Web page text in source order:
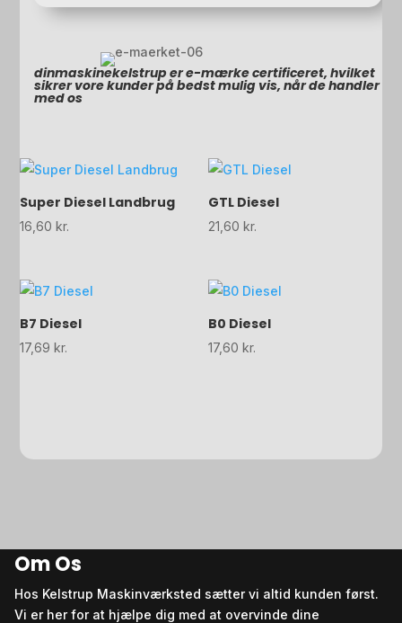
dinmaskinekelstrup er e-mærke certificeret, hvilket
sikrer vore kunder på bedst mulig vis, når de handler
med os
Super Diesel Landbrug
16,60kr.
GTL Diesel
21,60kr.
B7 Diesel
17,69kr.
B0 Diesel
17,60kr.
Om Os
Hos Kelstrup Maskinværksted sætter vi altid kunden først.
Vi er her for at hjælpe dig med at overvinde dine